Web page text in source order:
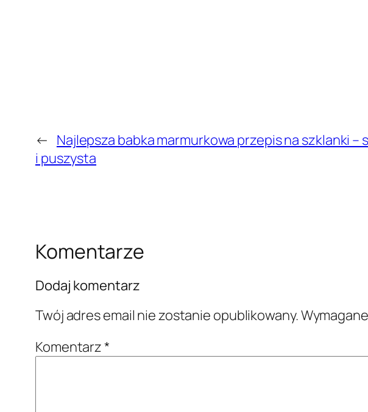
← Najlepsza babka marmurkowa przepis na szklanki –
i puszysta
Komentarze
Dodaj komentarz
Twój adres email nie zostanie opublikowany.
Komentarz*